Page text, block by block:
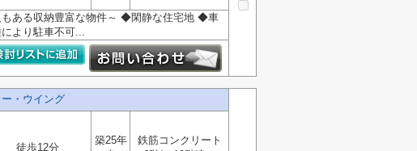
もある収納豊富な物件～ ◆閑静な住宅地 ◆車
より駐車不可...
・ウイング
徒歩12分
築25年
鉄筋コンクリート